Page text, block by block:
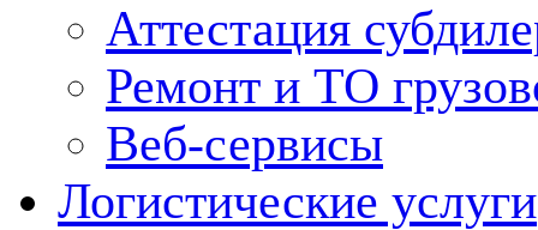
Аттестация
Ремонт и ТО
Веб-сервисы
Логистические услуги